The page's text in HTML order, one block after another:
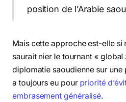
position de l’Arabie
Mais cette approche est-elle si
saurait nier le tournant « global
diplomatie saoudienne sur une
a toujours eu pour priorité
embrasement généralisé.